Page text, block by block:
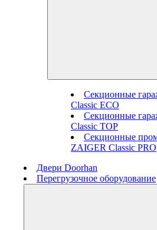
Секционные
Classic ECO
Секционные
Classic TOP
Секционные
ZAIGER Classic PRO
Двери Doorhan
Перегрузочное оборудование